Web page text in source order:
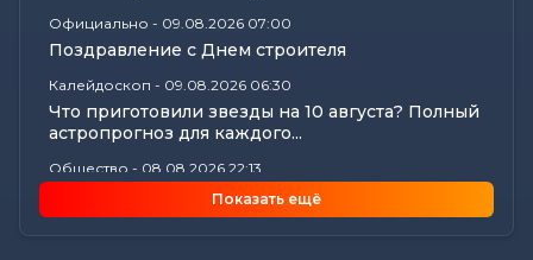
Официально - 09.08.2026 07:00
Поздравление с Днем строителя
Калейдоскоп - 09.08.2026 06:30
Что приготовили звезды на 10 августа? Полный
астропрогноз для каждого...
Общество - 08.08.2026 22:13
Как Шклов отметил «День огурца»
Показать ещё